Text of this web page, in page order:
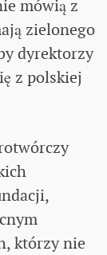
mówią z
zielonego
dyrektorzy
z polskiej
którzy nie